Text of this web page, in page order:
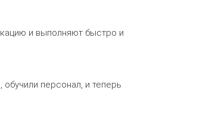
и выполняют быстро и
персонал, и теперь